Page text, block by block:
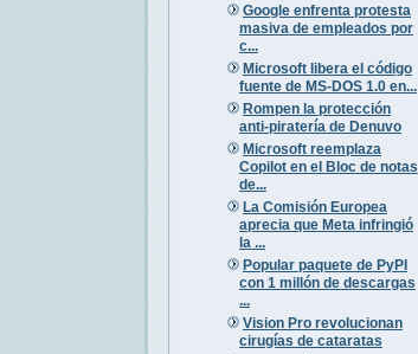
Google enfrenta protesta
masiva de empleados por
c...
Microsoft libera el código
fuente de MS-DOS 1.0 en...
Rompen la protección
anti-piratería de Denuvo
Microsoft reemplaza
Copilot en el Bloc de notas
de...
La Comisión Europea
aprecia que Meta infringió
la ...
Popular paquete de PyPI
con 1 millón de descargas
...
Vision Pro revolucionan
cirugías de cataratas